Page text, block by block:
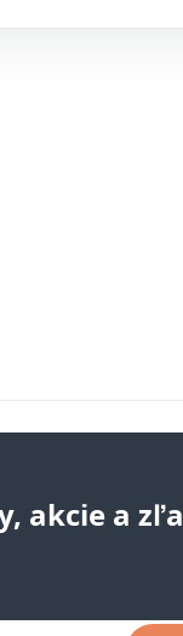
akcie a